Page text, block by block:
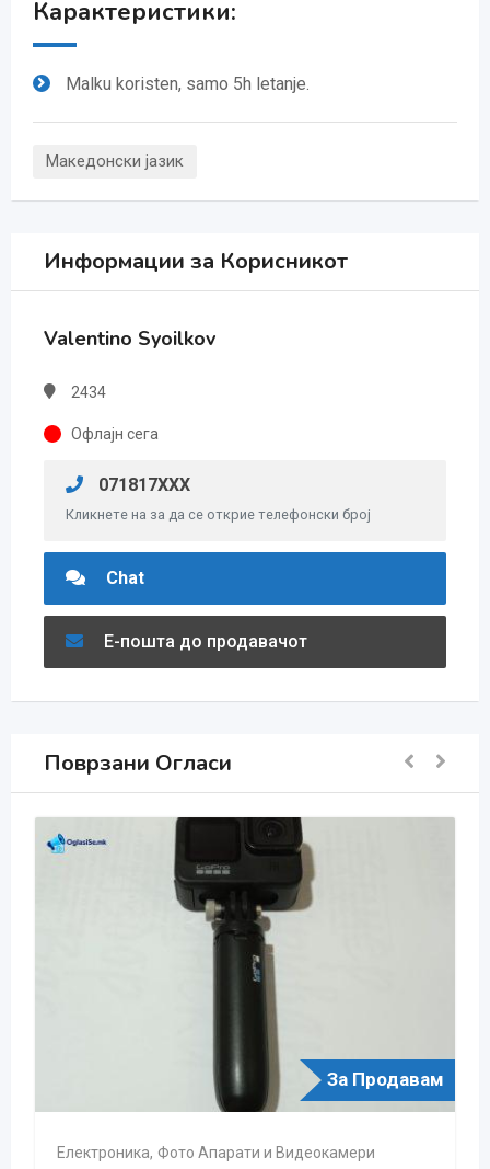
Карактеристики:
Malku koristen, samo 5h letanje.
Македонски јазик
Информации за Корисникот
Valentino Syoilkov
2434
Офлајн сега
071817XXX
Кликнете на за да се открие телефонски број
Chat
Е-пошта до продавачот
Поврзани Огласи
За Продавам
и Видеокамери Електроника